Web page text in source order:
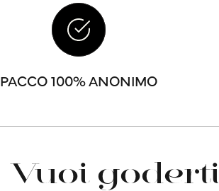
PACCO 100% ANONIMO
Vuoi goderti